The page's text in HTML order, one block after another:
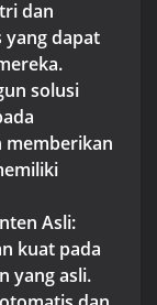
dan
dapat
solusi
memberikan
Asli:
kuat pada
yang asli.